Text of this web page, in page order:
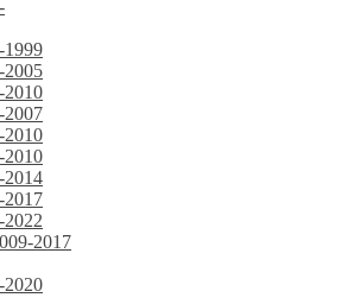
1999
2005
2010
2007
2010
2010
2014
2017
2022
2017
2020